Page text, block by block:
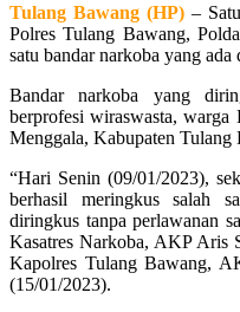
Tulang Bawang (HP) –
Polres Tulang Bawang,
satu bandar narkoba yang
Bandar narkoba yang
berprofesi wiraswasta,
Menggala, Kabupaten Tulang
“Hari Senin (09/01/2023),
berhasil meringkus salah
diringkus tanpa perlawanan
Kasatres Narkoba, AKP
Kapolres Tulang Bawang,
(15/01/2023).